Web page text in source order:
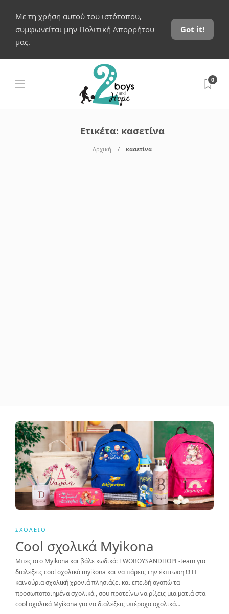
Με τη χρήση αυτού του ιστότοπου,
συμφωνείται μην Πολιτική Απορρήτου
μας.
Got it!
0
Ετικέτα: κασετίνα
Αρχική κασετίνα
ΣΧΟΛΕΊΟ
Cool σχολικά Myikona
Μπες στο Myikona και βάλε κωδικό: TWOBOYSANDHOPE-team για
διαλέξεις cool σχολικά myikona και να πάρεις την έκπτωση !!! Η
καινούρια σχολική χρονιά πλησιάζει και επειδή αγαπώ τα
προσωποποιημένα σχολικά , σου προτείνω να ρίξεις μια ματιά στα
cool σχολικά Myikona για να διαλέξεις υπέροχα σχολικά…